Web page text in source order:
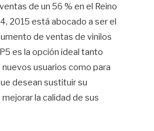
de un 56 % en el Reino
2015 está abocado a ser el
de ventas de vinilos
es la opción ideal tanto
usuarios como para
desean sustituir su
la calidad de sus